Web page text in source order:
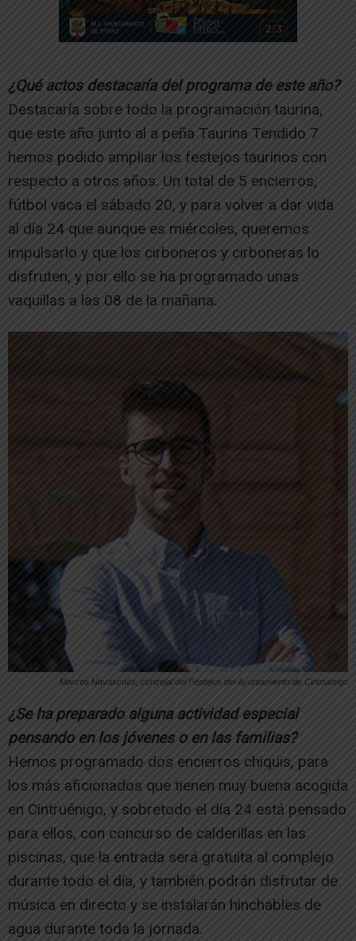
¿Qué actos destacaría del programa de este año?
Destacaría sobre todo la programación taurina,
que este año junto al a peña Taurina Tendido 7
hemos podido ampliar los festejos taurinos con
respecto a otros años. Un total de 5 encierros,
fútbol vaca el sábado 20, y para volver a dar vida
al día 24 que aunque es miércoles, queremos
impulsarlo y que los cirboneros y cirboneras lo
disfruten, y por ello se ha programado unas
vaquillas a las 08 de la mañana.
Marcos Navascués, concejal del Festejos del Ayuntamiento de Cintruénigo
¿Se ha preparado alguna actividad especial
pensando en los jóvenes o en las familias?
Hemos programado dos encierros chiquis, para
los más aficionados que tienen muy buena acogida
en Cintruénigo, y sobretodo el día 24 está pensado
para ellos, con concurso de calderillas en las
piscinas, que la entrada será gratuita al complejo
durante todo el día, y también podrán disfrutar de
música en directo y se instalarán hinchables de
agua durante toda la jornada.